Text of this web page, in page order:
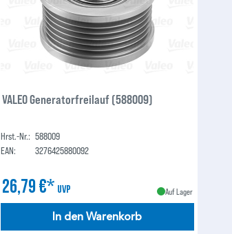
VALEO Generatorfreilauf (588009)
Hrst.-Nr.: 588009
EAN:
3276425880092
26,79 €* UVP Auf Lager
In den Warenkorb